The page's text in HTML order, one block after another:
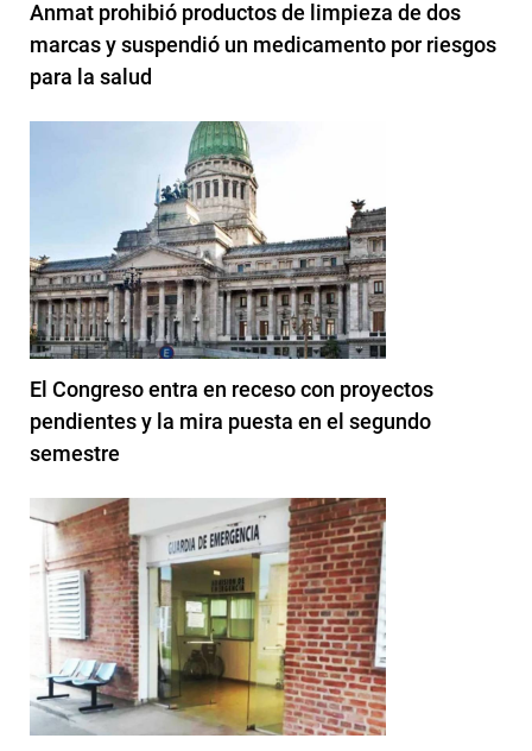
Anmat prohibió productos de limpieza de dos
marcas y suspendió un medicamento por riesgos
para la salud
El Congreso entra en receso con proyectos
pendientes y la mira puesta en el segundo
semestre